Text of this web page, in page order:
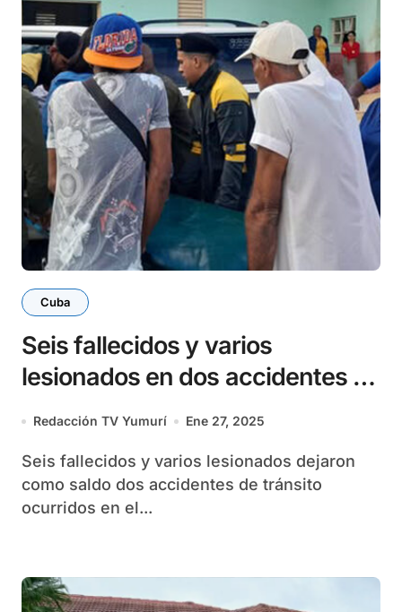
Cuba
Seis fallecidos y varios
lesionados en dos accidentes en
Holguín
Redacción TV Yumurí Ene 27, 2025
Seis fallecidos y varios lesionados dejaron
como saldo dos accidentes de tránsito
ocurridos en el...